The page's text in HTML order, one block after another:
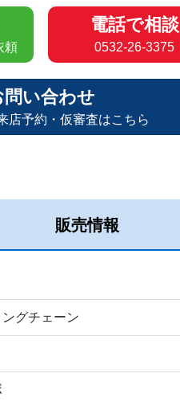
頼
電話で相談
0532-26-3375
問い合わせ
店予約・仮審査はこちら
販売情報
ングチェーン